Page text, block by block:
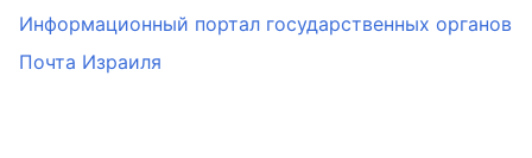
Информационный портал государственных органов
Почта Израиля